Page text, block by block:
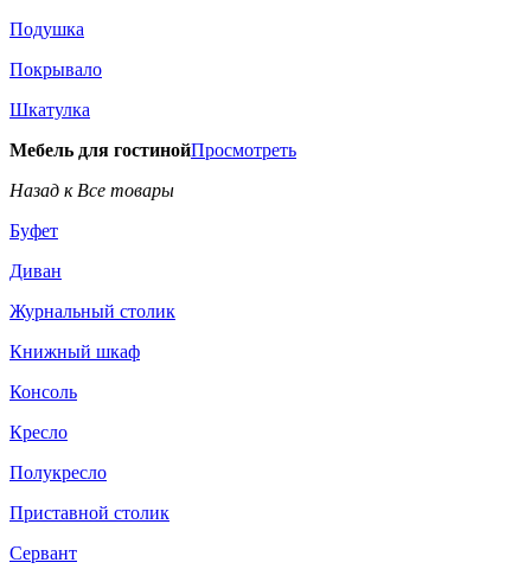
Подушка
Покрывало
Шкатулка
Мебель для гостинойПросмотреть
Назад к Все товары
Буфет
Диван
Журнальный столик
Книжный шкаф
Консоль
Кресло
Полукресло
Приставной столик
Сервант